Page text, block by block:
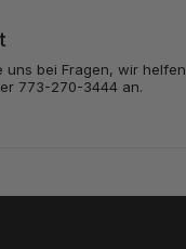
uns bei Fragen, wir helfen
773-270-3444 an.